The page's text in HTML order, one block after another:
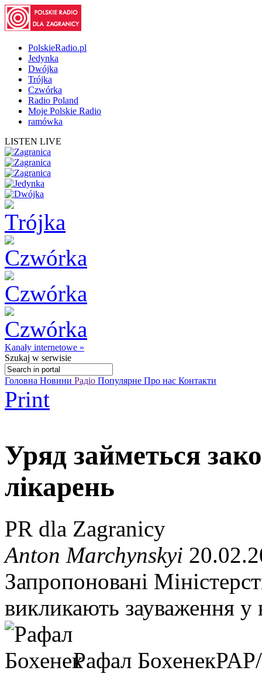
PolskieRadio.pl
Jedynka
Dwójka
Trójka
Czwórka
Radio Poland
Moje Polskie Radio
ramówka
LISTEN LIVE
Kanały internetowe »
Szukaj w serwisie
Головна Новини Радіо Популярне Про нас Контакти
Print
Уряд займеться
лікарень
PR dla Zagranicy
Anton Marchynskyi
Запропоновані
викликають зауваження у
Рафал Бохенек